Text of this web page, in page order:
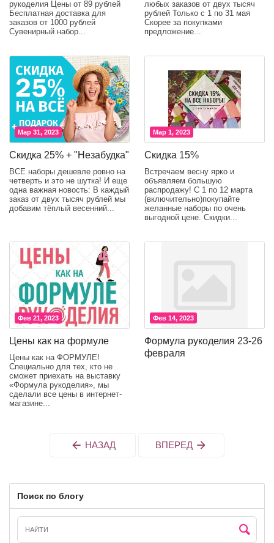
рукоделия Цены от 89 рублей
Бесплатная доставка для
заказов от 1000 рублей
Сувенирный набор...
любых заказов от двух тысяч
рублей Только с 1 по 31 мая
Скорее за покупками
предложение...
Мар 31, 2023
Скидка 25% + "Незабудка"
ВСЕ наборы дешевле ровно на
четверть и это не шутка! И еще
одна важная новость: В каждый
заказ от двух тысяч рублей мы
добавим тёплый весенний...
Мар 1, 2023
Скидка 15%
Встречаем весну ярко и
объявляем большую
распродажу! С 1 по 12 марта
(включительно)покупайте
желанные наборы по очень
выгодной цене. Скидки...
Фев 21, 2023
Цены как на формуле
Цены как на ФОРМУЛЕ!
Специально для тех, кто не
сможет приехать на выставку
«Формула рукоделия», мы
сделали все цены в интернет-
магазине...
Фев 14, 2023
Формула рукоделия 23-26
февраля
НАЗАД ВПЕРЕД
Поиск по блогу